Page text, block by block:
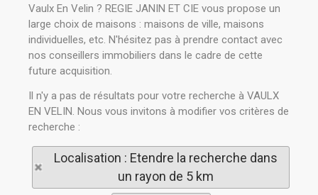
Vaulx En Velin ? REGIE JANIN ET CIE vous propose un
large choix de maisons : maisons de ville, maisons
individuelles, etc. N'hésitez pas à prendre contact avec
nos conseillers immobiliers dans le cadre de cette
future acquisition.
Il n'y a pas de résultats pour votre recherche à VAULX
EN VELIN. Nous vous invitons à modifier vos critères de
recherche :
Localisation : Etendre la recherche dans
un rayon de 5 km